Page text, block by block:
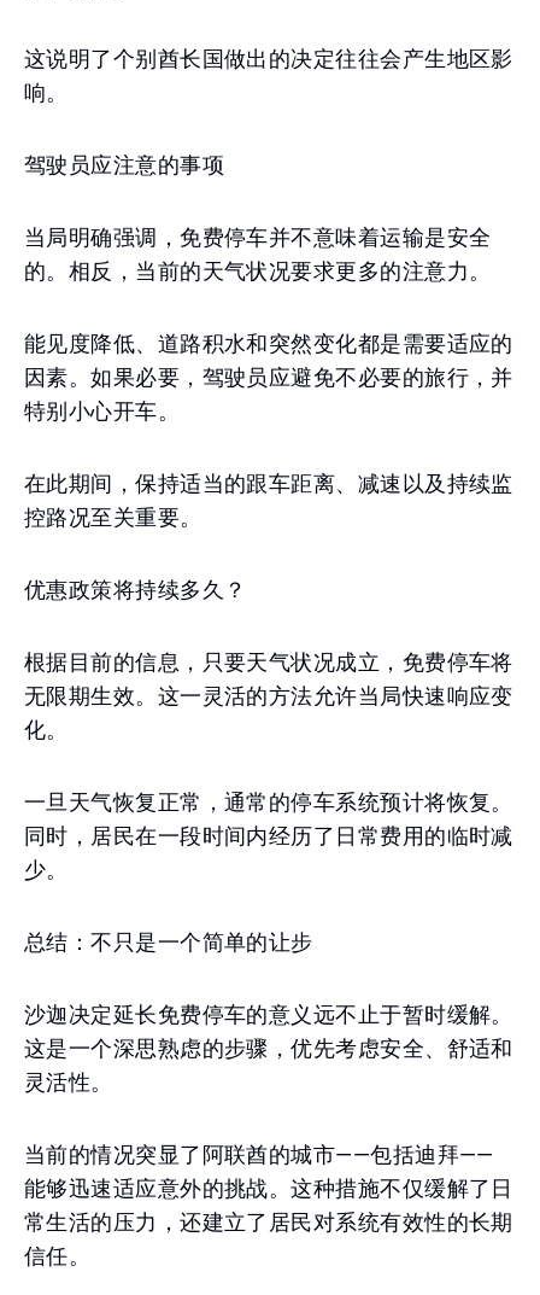
这说明了个别酋长国做出的决定往往会产生地区影
响。
驾驶员应注意的事项
当局明确强调，免费停车并不意味着运输是安全
的。相反，当前的天气状况要求更多的注意力。
能见度降低、道路积水和突然变化都是需要适应的
因素。如果必要，驾驶员应避免不必要的旅行，并
特别小心开车。
在此期间，保持适当的跟车距离、减速以及持续监
控路况至关重要。
优惠政策将持续多久？
根据目前的信息，只要天气状况成立，免费停车将
无限期生效。这一灵活的方法允许当局快速响应变
化。
一旦天气恢复正常，通常的停车系统预计将恢复。
同时，居民在一段时间内经历了日常费用的临时减
少。
总结：不只是一个简单的让步
沙迦决定延长免费停车的意义远不止于暂时缓解。
这是一个深思熟虑的步骤，优先考虑安全、舒适和
灵活性。
当前的情况突显了阿联酋的城市——包括迪拜——
能够迅速适应意外的挑战。这种措施不仅缓解了日
常生活的压力，还建立了居民对系统有效性的长期
信任。